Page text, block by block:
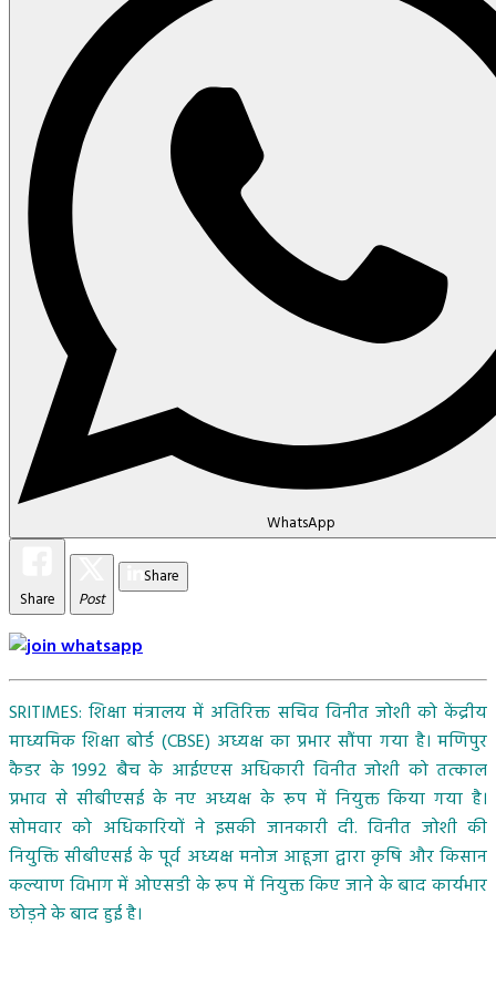
WhatsApp
Share Post
Share
SRITIMES: शिक्षा मंत्रालय में अतिरिक्त सचिव विनीत जोशी को केंद्रीय
माध्यमिक शिक्षा बोर्ड (CBSE) अध्यक्ष का प्रभार सौंपा गया है। मणिपुर
कैडर के 1992 बैच के आईएएस अधिकारी विनीत जोशी को तत्काल
प्रभाव से सीबीएसई के नए अध्यक्ष के रूप में नियुक्त किया गया है।
सोमवार को अधिकारियों ने इसकी जानकारी दी. विनीत जोशी की
नियुक्ति सीबीएसई के पूर्व अध्यक्ष मनोज आहूजा द्वारा कृषि और किसान
कल्याण विभाग में ओएसडी के रूप में नियुक्त किए जाने के बाद कार्यभार
छोड़ने के बाद हुई है।